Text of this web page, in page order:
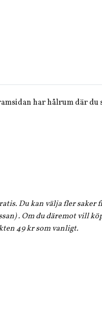
har hålrum där du
Du kan välja fler saker
. Om du däremot vill
49 kr som vanligt.